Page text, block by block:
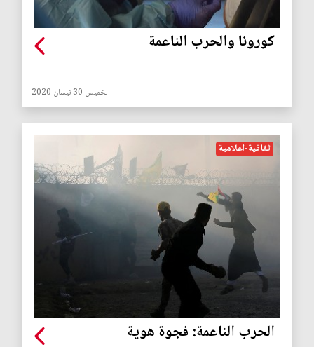
كورونا والحرب الناعمة
الخميس 30 نيسان 2020
ثقافية-اعلامية
الحرب الناعمة: فجوة هوية